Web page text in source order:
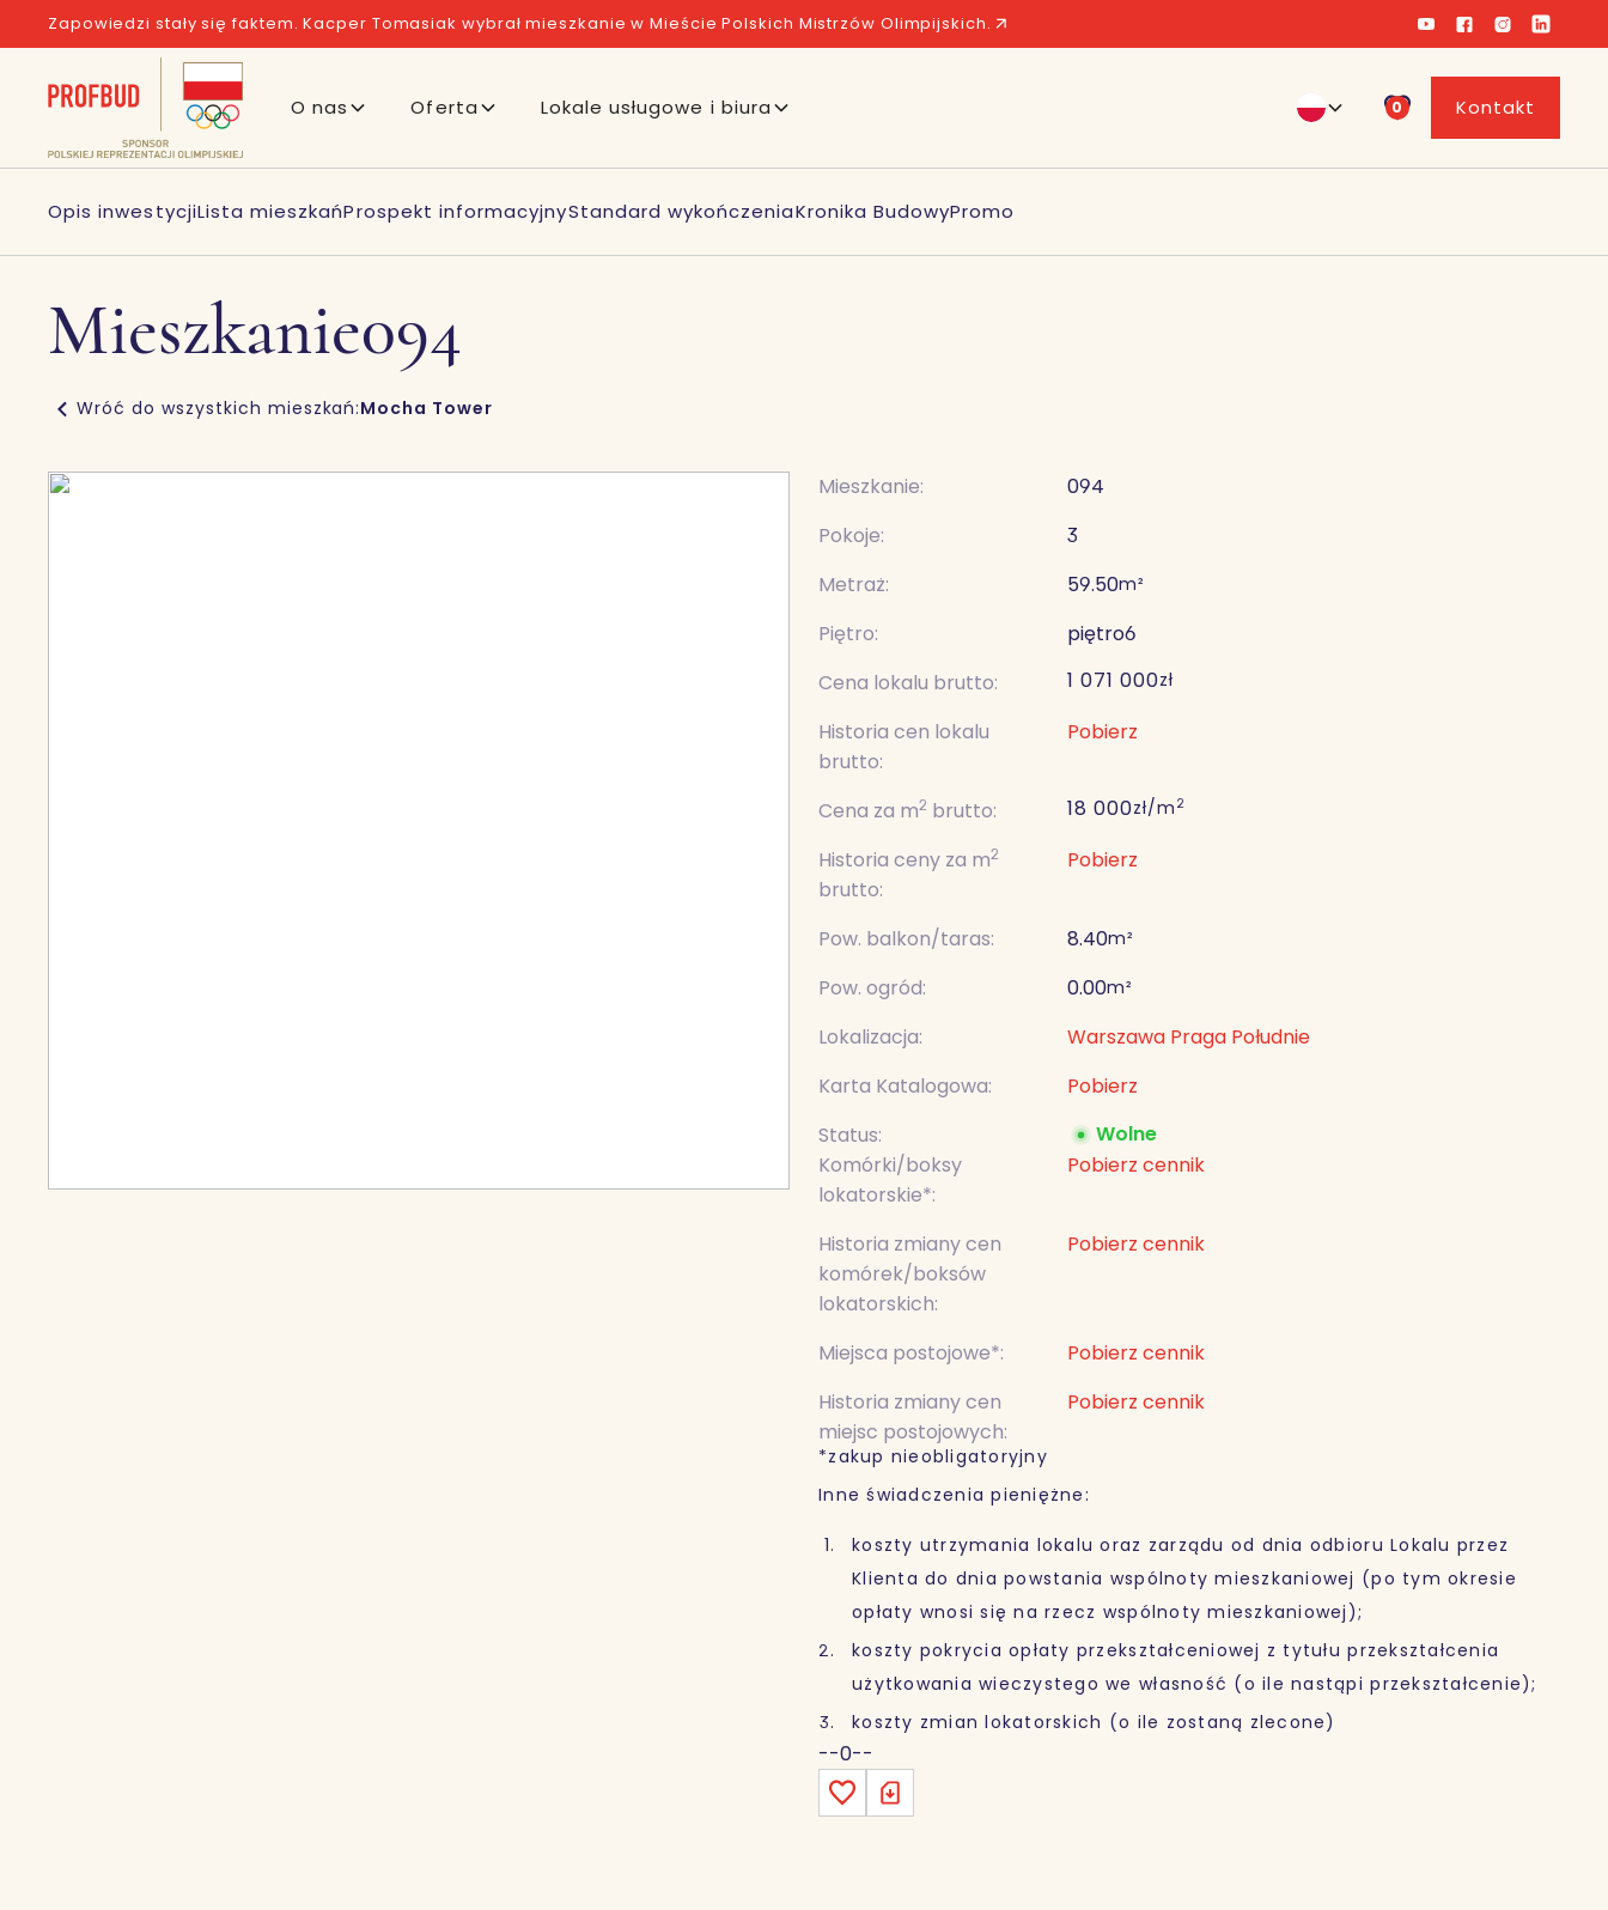
Zapowiedzi stały się faktem. Kacper Tomasiak wybrał mieszkanie w Mieście Polskich Mistrzów Olimpijskich.
O nas Oferta Lokale usługowe i biura 0 Kontakt
Opis inwestycjiLista mieszkańProspekt informacyjnyStandard wykończeniaKronika BudowyPromo
Mieszkanie094
Wróć do wszystkich mieszkań:Mocha Tower
Mieszkanie:
094
Pokoje:
3
Metraż:
59.50m²
Piętro: piętro6
Cena lokalu brutto:
1 071 000zł
Historia cen lokalu
brutto:
Pobierz
Cena za m2 brutto: 18 000zł/m 2
Historia ceny za m2
brutto:
Pobierz
Pow. balkon/taras: 8.40m²
Pow. ogród: 0.00m²
Lokalizacja:
Warszawa Praga Południe
Karta Katalogowa:
Pobierz
Status:
Wolne
Komórki/boksy
lokatorskie*:
Pobierz cennik
Historia zmiany cen
komórek/boksów
lokatorskich:
Pobierz cennik
Miejsca postojowe*:
Pobierz cennik
Historia zmiany cen
miejsc postojowych:
Pobierz cennik
*zakup nieobligatoryjny
Inne świadczenia pieniężne:
koszty utrzymania lokalu oraz zarządu od dnia odbioru Lokalu przez
Klienta do dnia powstania wspólnoty mieszkaniowej (po tym okresie
opłaty wnosi się na rzecz wspólnoty mieszkaniowej);
koszty pokrycia opłaty przekształceniowej z tytułu przekształcenia
użytkowania wieczystego we własność (o ile nastąpi przekształcenie);
koszty zmian lokatorskich (o ile zostaną zlecone)
--0--